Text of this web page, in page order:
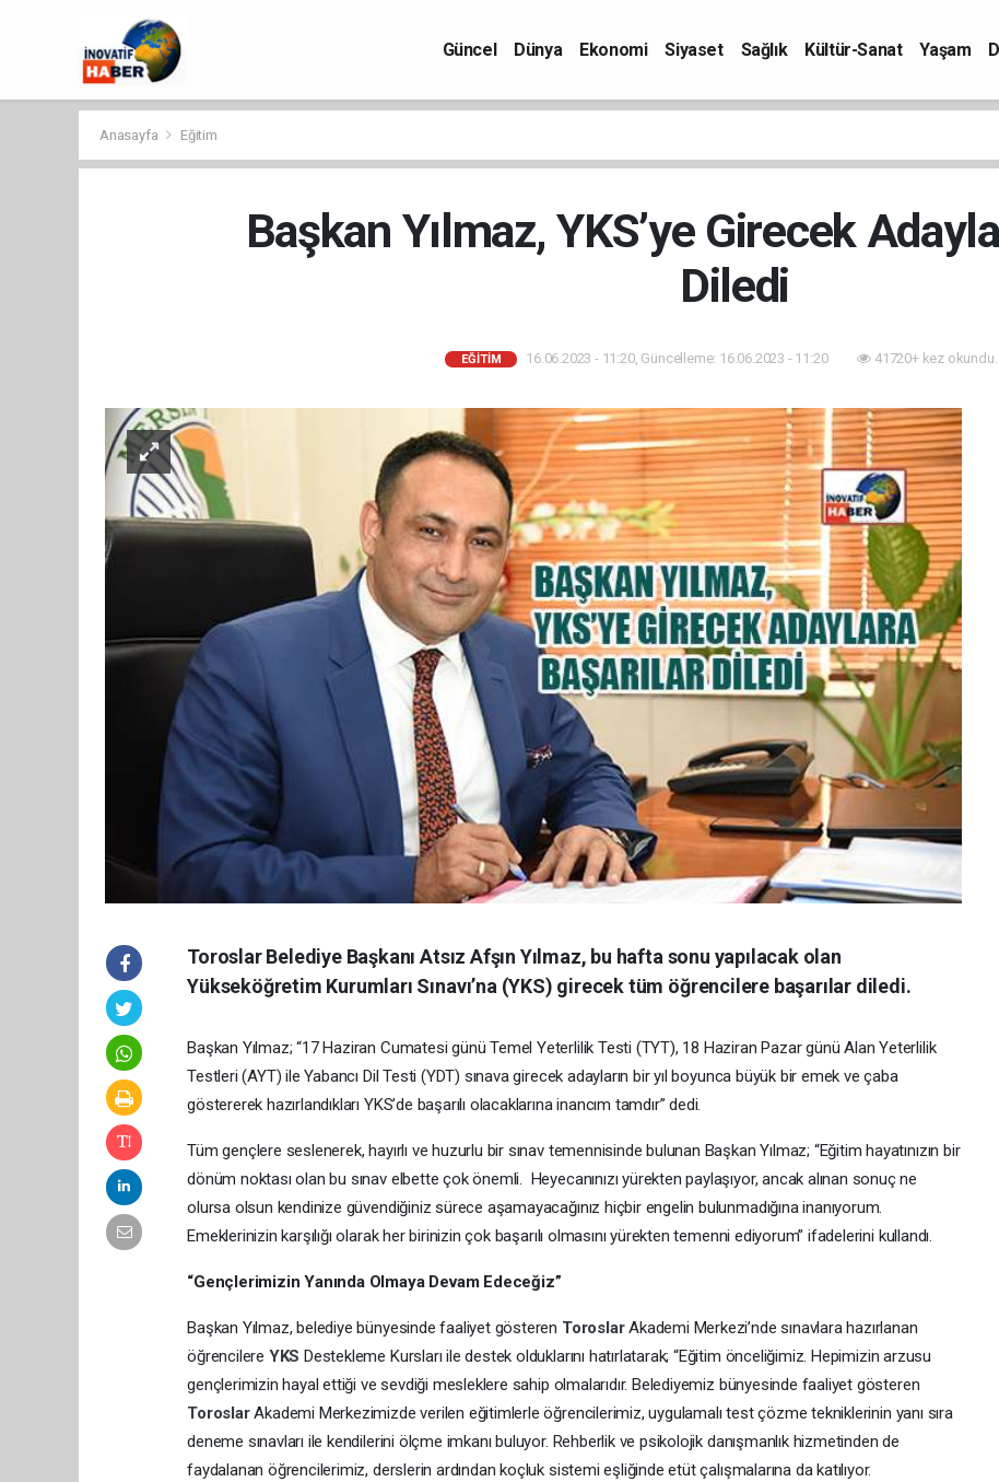
Güncel Dünya Ekonomi Siyaset Sağlık Kültür-Sanat Yaşam
Anasayfa Eğitim
Başkan Yılmaz, YKS’ye Girecek
Diledi
EĞITIM 16.06.2023 - 11:20, Güncelleme: 16.06.2023 - 11:20 41720+ kez okundu.
Toroslar Belediye Başkanı Atsız Afşın Yılmaz, bu hafta sonu yapılacak olan
Yükseköğretim Kurumları Sınavı’na (YKS) girecek tüm öğrencilere başarılar diledi.
Başkan Yılmaz; “17 Haziran Cumatesi günü Temel Yeterlilik Testi (TYT), 18 Haziran Pazar günü Alan Yeterlilik
Testleri (AYT) ile Yabancı Dil Testi (YDT) sınava girecek adayların bir yıl boyunca büyük bir emek ve çaba
göstererek hazırlandıkları YKS’de başarılı olacaklarına inancım tamdır” dedi.
Tüm gençlere seslenerek, hayırlı ve huzurlu bir sınav temennisinde bulunan Başkan Yılmaz; “Eğitim hayatınızın bir
dönüm noktası olan bu sınav elbette çok önemli. Heyecanınızı yürekten paylaşıyor, ancak alınan sonuç ne
olursa olsun kendinize güvendiğiniz sürece aşamayacağınız hiçbir engelin bulunmadığına inanıyorum.
Emeklerinizin karşılığı olarak her birinizin çok başarılı olmasını yürekten temenni ediyorum” ifadelerini kullandı.
“Gençlerimizin Yanında Olmaya Devam Edeceğiz”
Başkan Yılmaz, belediye bünyesinde faaliyet gösteren ToroslarAkademi Merkezi’nde sınavlara hazırlanan
öğrencilere YKS Destekleme Kursları ile destek olduklarını hatırlatarak; “Eğitim önceliğimiz. Hepimizin arzusu
gençlerimizin hayal ettiği ve sevdiği mesleklere sahip olmalarıdır. Belediyemiz bünyesinde faaliyet gösteren
ToroslarAkademi Merkezimizde verilen eğitimlerle öğrencilerimiz, uygulamalı test çözme tekniklerinin yanı sıra
deneme sınavları ile kendilerini ölçme imkanı buluyor. Rehberlik ve psikolojik danışmanlık hizmetinden de
faydalanan öğrencilerimiz, derslerin ardından koçluk sistemi eşliğinde etüt çalışmalarına da katılıyor.